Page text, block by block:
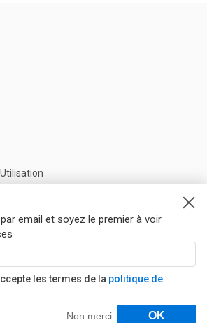
email et soyez le premier à voir
les termes de la politique de
Non merci OK
Filtres